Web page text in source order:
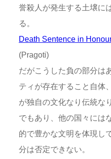
誉殺人が発生する土壌に
る。
Death Sentence in
(Pragoti)
だがこうした負の部分は
ティが存在すること自体
が独自の文化なり伝統な
でもあり、他の国々には
的で豊かな文明を体現し
分は否定できない。